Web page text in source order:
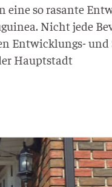
so rasan­te
Nicht jede
Ent­­wick­­lungs-
Hauptstadt